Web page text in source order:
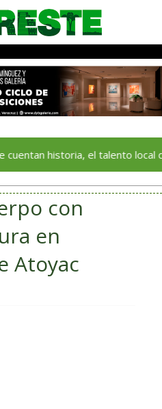
historia, el talento local deja
con
en
Atoyac